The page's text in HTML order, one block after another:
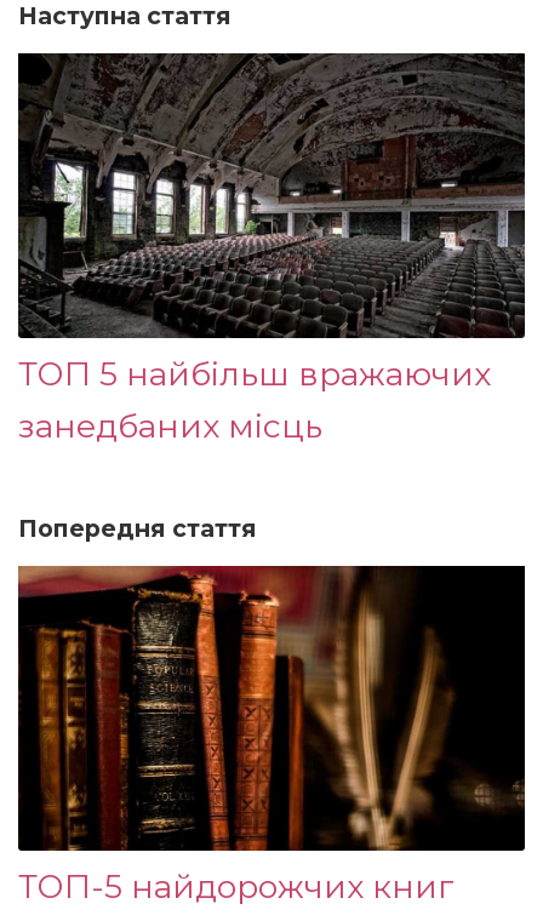
Наступна стаття
ТОП 5 найбільш вражаючих
занедбаних місць
Попередня стаття
ТОП-5 найдорожчих книг